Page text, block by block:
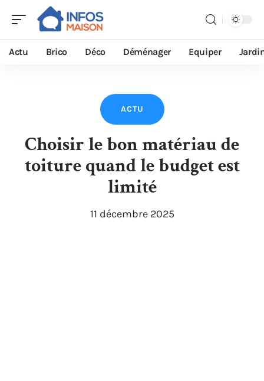
Actu Brico Déco Déménager Equiper
ACTU
Choisir le bon matériau de
toiture quand le budget est
limité
11 décembre 2025